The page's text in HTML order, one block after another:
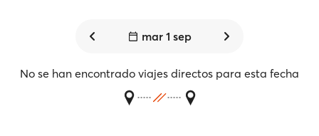
mar 1 sep
No se han encontrado viajes directos para esta fecha